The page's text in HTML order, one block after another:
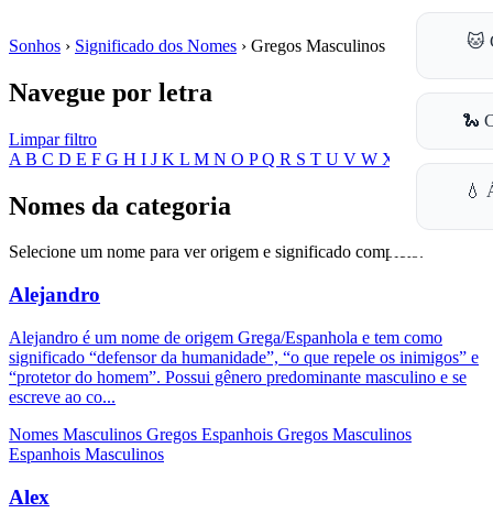
🐱
🐍
💧
Sonhos › Significado dos Nomes › Gregos Masculinos
Navegue por letra
Limpar filtro
A B C D E F G H I J K L M N O PQ R S T U V W X
Nomes da categoria
Selecione um nome para ver origem e significado completo.
Alejandro
Alejandro é um nome de origem Grega/Espanhola e tem como
significado “defensor da humanidade”, “o que repele os inimigos” e
“protetor do homem”. Possui gênero predominante masculino e se
escreve ao co...
Nomes Masculinos Gregos Espanhois Gregos Masculinos
Espanhois Masculinos
Alex